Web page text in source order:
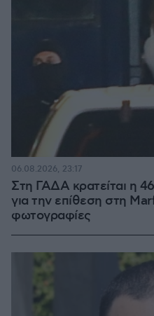
Στη ΓΑΔΑ κρατείται η
για την επίθεση στη
φωτογραφίες
06.08.2026, 23:17